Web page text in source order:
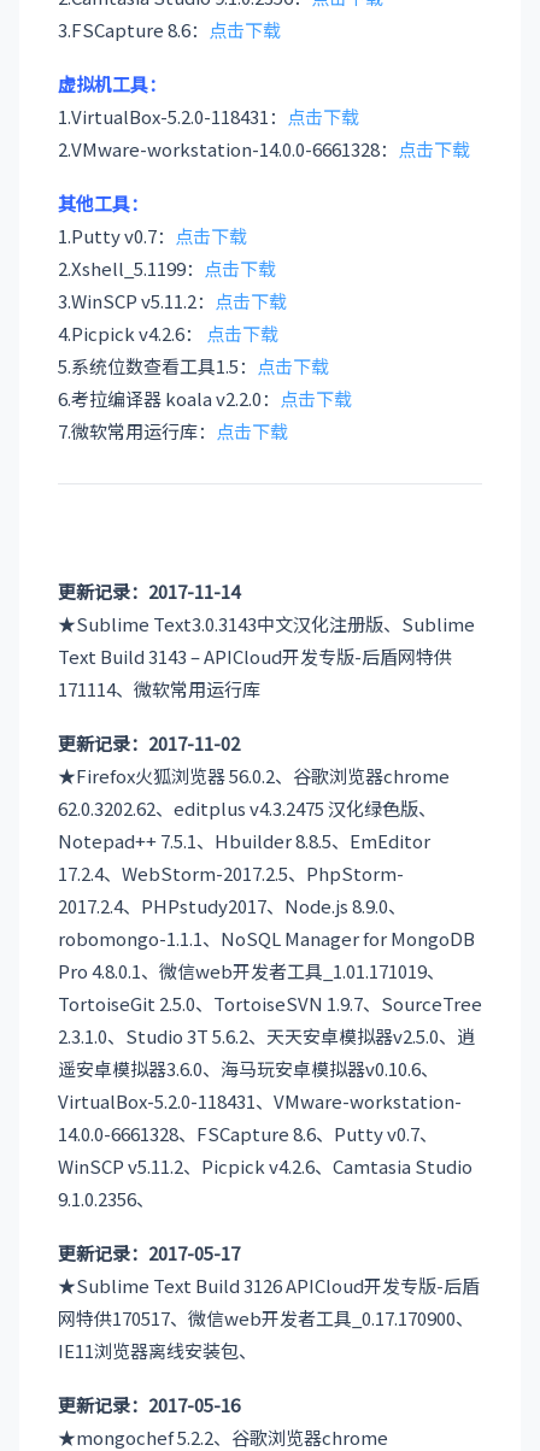
3.FSCapture 8.6： 点击下载
虚拟机工具：
1.VirtualBox-5.2.0-118431： 点击下载
2.VMware-workstation-14.0.0-6661328： 点击下载
其他工具：
1.Putty v0.7： 点击下载
2.Xshell_5.1199： 点击下载
3.WinSCP v5.11.2： 点击下载
4.Picpick v4.2.6： 点击下载
5.系统位数查看工具1.5： 点击下载
6.考拉编译器 koala v2.2.0： 点击下载
7.微软常用运行库： 点击下载
更新记录：2017-11-14
★Sublime Text3.0.3143中文汉化注册版、Sublime
Text Build 3143 – APICloud开发专版-后盾网特供
171114、微软常用运行库
更新记录：2017-11-02
★Firefox火狐浏览器 56.0.2、谷歌浏览器chrome
62.0.3202.62、editplus v4.3.2475 汉化绿色版、
Notepad++ 7.5.1、Hbuilder 8.8.5、EmEditor
17.2.4、WebStorm-2017.2.5、PhpStorm-
2017.2.4、PHPstudy2017、Node.js 8.9.0、
robomongo-1.1.1、NoSQL Manager for MongoDB
Pro 4.8.0.1、微信web开发者工具_1.01.171019、
TortoiseGit 2.5.0、TortoiseSVN 1.9.7、SourceTree
2.3.1.0、Studio 3T 5.6.2、天天安卓模拟器v2.5.0、逍
遥安卓模拟器3.6.0、海马玩安卓模拟器v0.10.6、
VirtualBox-5.2.0-118431、VMware-workstation-
14.0.0-6661328、FSCapture 8.6、Putty v0.7、
WinSCP v5.11.2、Picpick v4.2.6、Camtasia Studio
9.1.0.2356、
更新记录：2017-05-17
★Sublime Text Build 3126 APICloud开发专版-后盾
网特供170517、微信web开发者工具_0.17.170900、
IE11浏览器离线安装包、
更新记录：2017-05-16
★mongochef 5.2.2、谷歌浏览器chrome